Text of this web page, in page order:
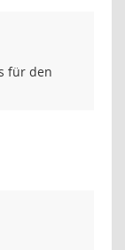
für den